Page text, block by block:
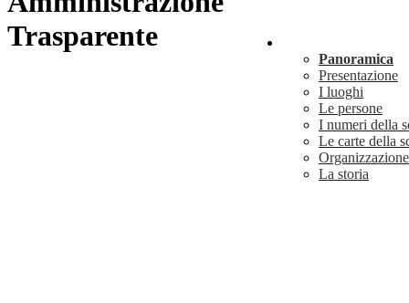
Panoramica
Presentazione
I luoghi
Le persone
I numeri della
Le carte della
Organizzazione
La storia
Trasparente